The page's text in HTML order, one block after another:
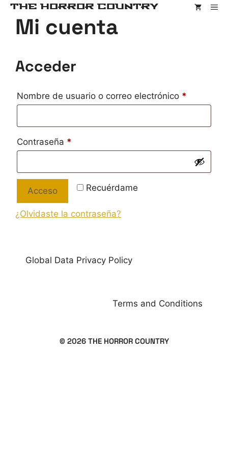
Saltar
contenido
THE HORROR COUNTRY
Mi cuenta
Acceder
Nombre de usuario o correo electrónico *
Contraseña *
Recuérdame
Acceso
¿Olvidaste la contraseña?
Global Data Privacy Policy
Terms and Conditions
© 2026 THE HORROR COUNTRY